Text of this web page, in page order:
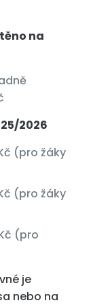
na
2026
(pro žáky
(pro žáky
(pro
je
nebo na